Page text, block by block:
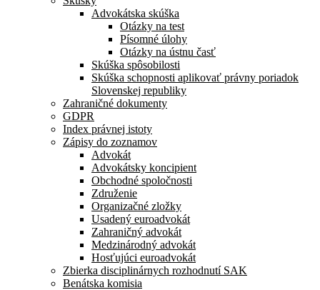
Advokátska skúška
Otázky na test
Písomné úlohy
Otázky na ústnu časť
Skúška spôsobilosti
Skúška schopnosti aplikovať právny poriadok
Slovenskej republiky
Zahraničné dokumenty
GDPR
Index právnej istoty
Zápisy do zoznamov
Advokát
Advokátsky koncipient
Obchodné spoločnosti
Združenie
Organizačné zložky
Usadený euroadvokát
Zahraničný advokát
Medzinárodný advokát
Hosťujúci euroadvokát
Zbierka disciplinárnych rozhodnutí SAK
Benátska komisia